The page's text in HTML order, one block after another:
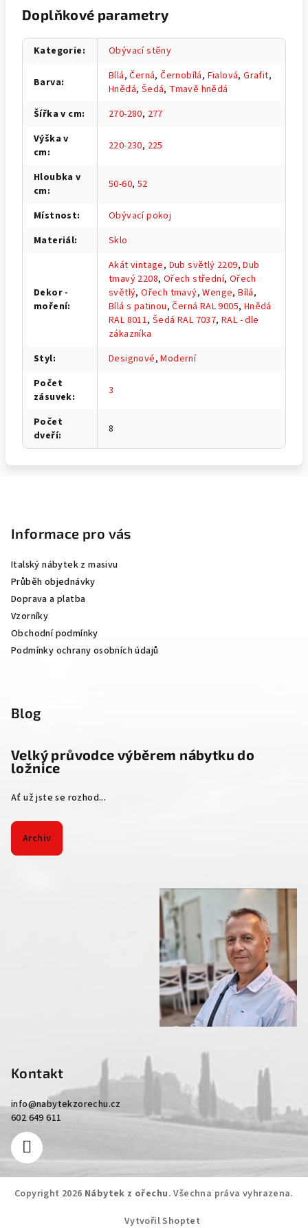
Doplňkové parametry
Kategorie: Obývací stěny
Barva: Bílá,Černá,Černobílá, Fialová,Grafit,
Hnědá, Šedá, Tmavě hnědá
Šířka v cm: 270-280, 277
Výška v
cm: 220-230, 225
Hloubka v
cm: 50-60, 52
Místnost:
Obývací pokoj
Materiál: Sklo
Dekor -
moření:
Akát vintage, Dub světlý 2209,Dub
tmavý 2208, Ořech střední, Ořech
světlý,Ořech tmavý,Wenge,Bílá,
Bílá s patinou,Černá RAL 9005, Hnědá
RAL 8011,Šedá RAL 7037,RAL - dle
zákazníka
Styl: Designové,Moderní
Počet
zásuvek: 3
Počet
dveří: 8
Informace pro vás
Italský nábytek z masivu
Průběh objednávky
Doprava a platba
Vzorníky
Obchodní podmínky
Podmínky ochrany osobních údajů
Blog
Velký průvodce výběrem nábytku do
ložnice
Ať už jste se rozhod...
Archiv
Kontakt
info@nabytekzorechu.cz
602 649 611
Copyright 2026 Nábytek z ořechu. Všechna práva vyhrazena.
Vytvořil Shoptet